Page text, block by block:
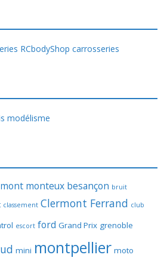
RCbodyShop carrosseries
modélisme
monteux besançon bruit
classement Clermont Ferrand club
escort ford Grand Prix grenoble
mini montpellier moto